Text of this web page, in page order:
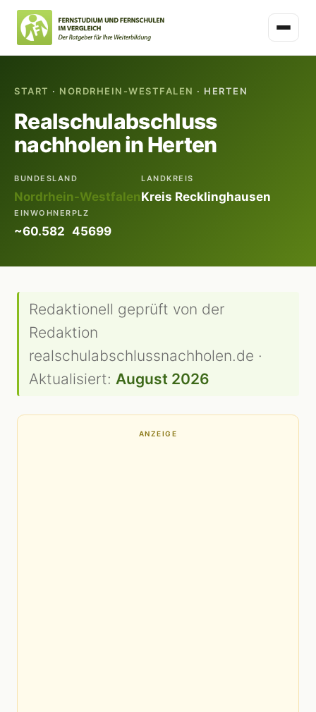
START · NORDRHEIN-WESTFALEN · HERTEN
Realschulabschluss
nachholen in Herten
BUNDESLAND
Nordrhein-Westfalen
LANDKREIS
Kreis Recklinghausen
EINWOHNER
~60.582
PLZ
45699
Redaktionell geprüft von der
Redaktion
realschulabschlussnachholen.de ·
Aktualisiert: August 2026
ANZEIGE